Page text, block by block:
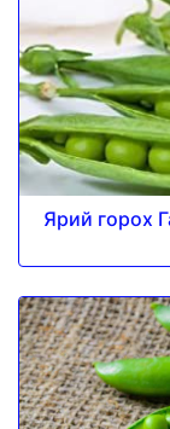
Ярий горох